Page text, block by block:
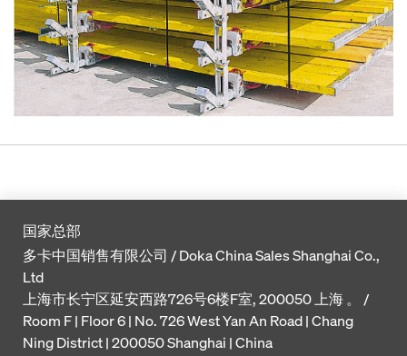
国家总部
多卡中国销售有限公司 / Doka China Sales Shanghai Co.,
Ltd
上海市长宁区延安西路726号6楼F室, 200050 上海 。 /
Room F | Floor 6 | No. 726 West Yan An Road | Chang
Ning District | 200050 Shanghai | China